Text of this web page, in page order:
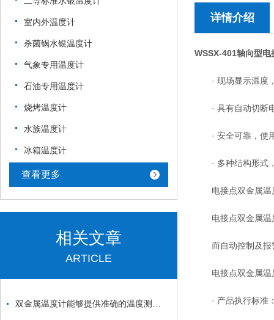
室内外温度计
杀菌锅水银温度计
气象专用温度计
石油专用温度计
烧烤温度计
水族温度计
冰箱温度计
查看更多
相关文章
ARTICLE
详情介绍
WSSX-401轴向型
· 现场显示温度
· 具有自动切断
· 安全可靠，使
· 多种结构形式
电接点双金属温
电接点双金属温度
而自动控制及报
电接点双金属温
· 产品执行标准